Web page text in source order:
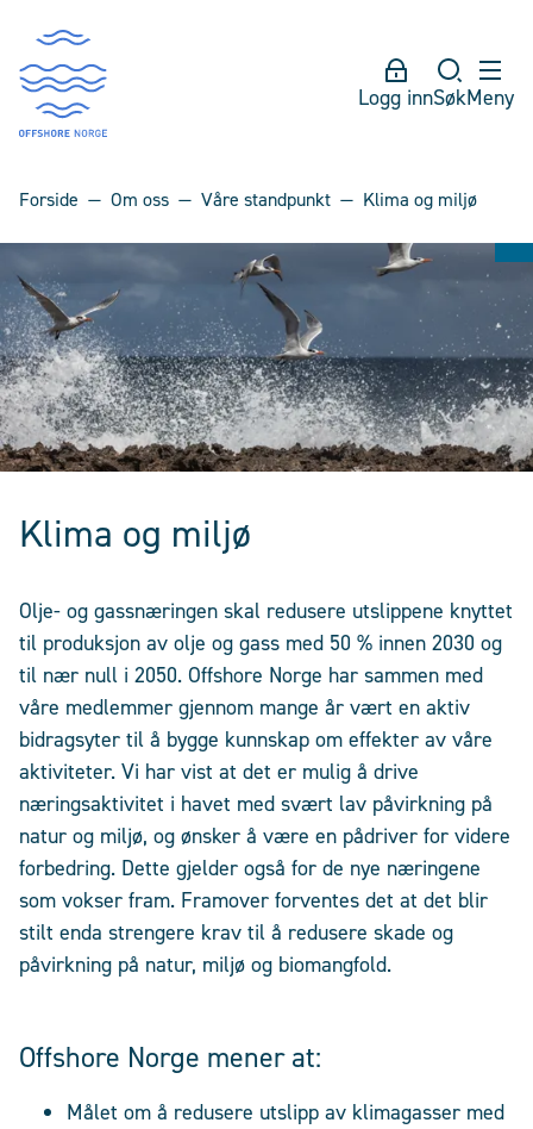
Logg innSøkMeny
Forside Om oss Våre standpunkt Klima og miljø
Klima og miljø
Olje- og gassnæringen skal redusere utslippene knyttet
til produksjon av olje og gass med 50 % innen 2030 og
til nær null i 2050. Offshore Norge har sammen med
våre medlemmer gjennom mange år vært en aktiv
bidragsyter til å bygge kunnskap om effekter av våre
aktiviteter. Vi har vist at det er mulig å drive
næringsaktivitet i havet med svært lav påvirkning på
natur og miljø, og ønsker å være en pådriver for videre
forbedring. Dette gjelder også for de nye næringene
som vokser fram. Framover forventes det at det blir
stilt enda strengere krav til å redusere skade og
påvirkning på natur, miljø og biomangfold.
Offshore Norge mener at:
Målet om å redusere utslipp av klimagasser med